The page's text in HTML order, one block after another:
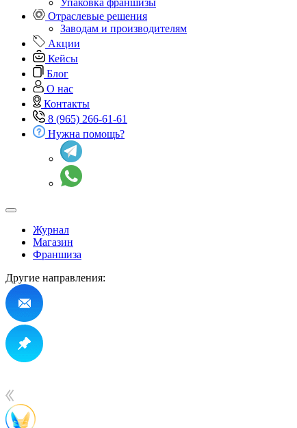
Упаковка франшизы
Отраслевые решения
Заводам и производителям
Акции
Кейсы
Блог
О нас
Контакты
8 (965) 266-61-61
Нужна помощь?
Журнал
Магазин
Франшиза
Другие направления: